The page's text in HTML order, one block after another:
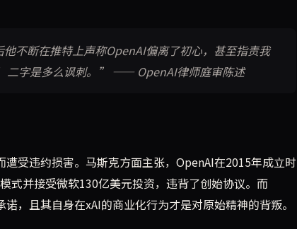
不断在推特上声称OpenAI偏离了初心，甚至指责我
字是多么讽刺。” —— OpenAI律师庭审陈述
受违约损害。马斯克方面主张，OpenAI在2015年成立时
并接受微软130亿美元投资，违背了创始协议。而
，且其自身在xAI的商业化行为才是对原始精神的背叛。